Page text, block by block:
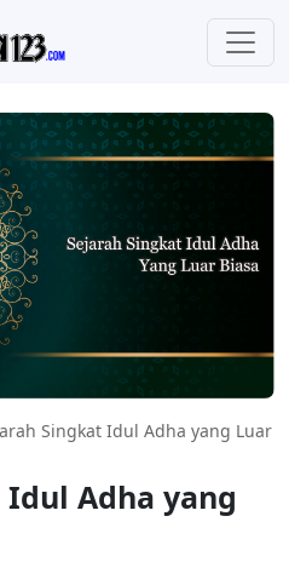
Singkat Idul Adha yang Luar
Adha yang